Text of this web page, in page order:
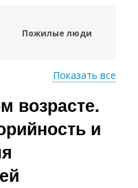
Пожилые люди
Питания для
предотвращения
Питание для пожилых
Показать все
возрасте.
и